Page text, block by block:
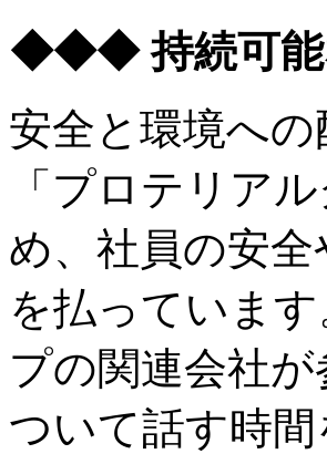
◆◆◆ 持続可能
安全と環境へ
「プロテリア
め、社員の安
を払っていま
プの関連会社
ついて話す時